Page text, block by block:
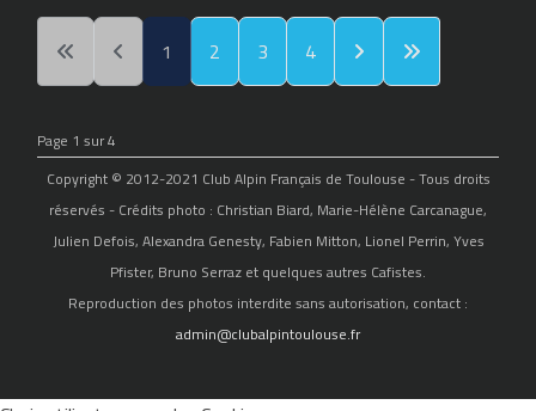
1 2 3 4
Page 1 sur 4
Copyright © 2012-2021 Club Alpin Français de Toulouse - Tous droits
réservés - Crédits photo : Christian Biard, Marie-Hélène Carcanague,
Julien Defois, Alexandra Genesty, Fabien Mitton, Lionel Perrin, Yves
Pfister, Bruno Serraz et quelques autres Cafistes.
Reproduction des photos interdite sans autorisation, contact :
admin@clubalpintoulouse.fr